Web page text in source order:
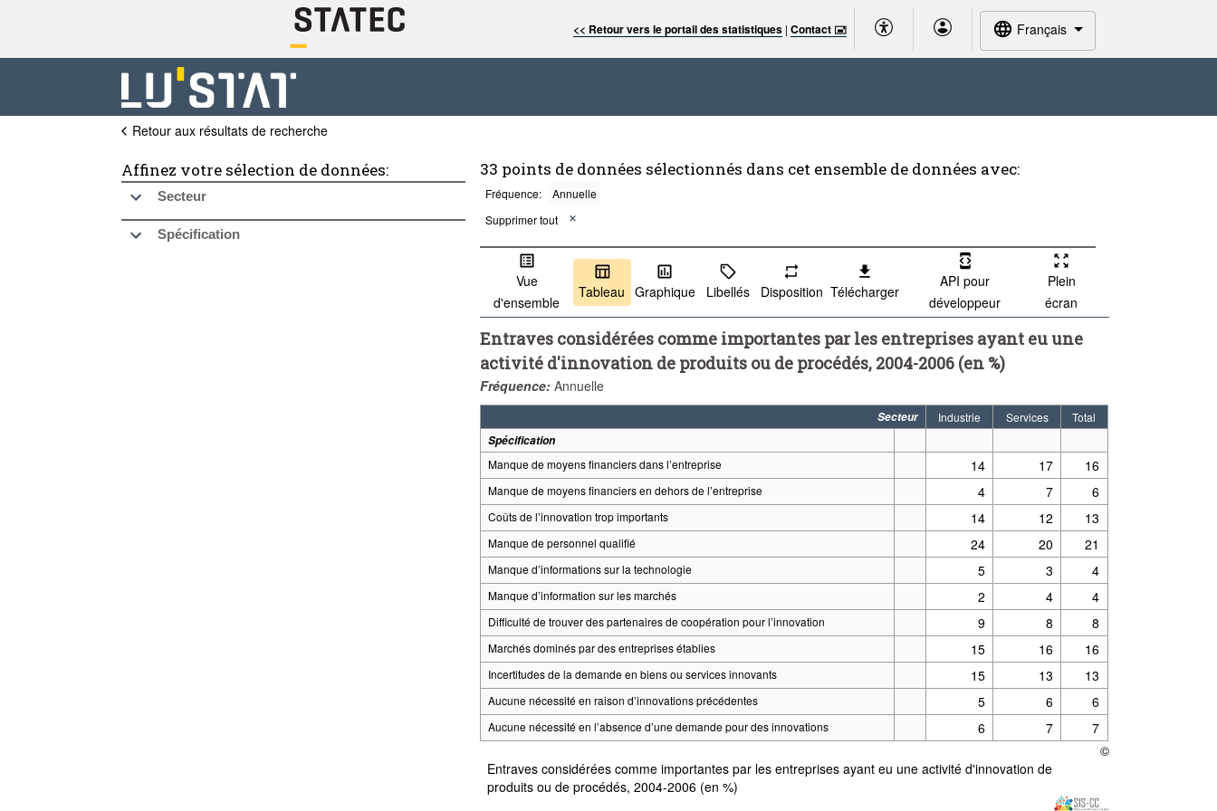
<< Retour vers le portail des statistiques |Contact 🖃 Français
Retour aux résultats de recherche
Affinez votre sélection de données:
Secteur
Spécification
33 points de données sélectionnés dans cet ensemble de données avec:
Fréquence:
Annuelle
Supprimer tout
Vue
d'ensemble
Tableau Graphique Libellés Disposition Télécharger
API pour
développeur
Plein
écran
Entraves considérées comme importantes par les entreprises ayant eu une
activité d'innovation de produits ou de procédés, 2004-2006 (en %)
Fréquence: Annuelle
Secteur Industrie Services
Total
Spécification
Manque de moyens financiers dans l’entreprise
14 17 16
Manque de moyens financiers en dehors de l’entreprise 4 7 6
Coûts de l’innovation trop importants 14 12 13
Manque de personnel qualifié 24 20 21
Manque d’informations sur la technologie 5 3 4
Manque d’information sur les marchés 2 4 4
Difficulté de trouver des partenaires de coopération pour l’innovation 9 8 8
Marchés dominés par des entreprises établies 15 16 16
Incertitudes de la demande en biens ou services innovants 15 13 13
Aucune nécessité en raison d’innovations précédentes 5 6 6
Aucune nécessité en l’absence d’une demande pour des innovations 6 7
7
©
Entraves considérées comme importantes par les entreprises ayant eu une activité d'innovation de
produits ou de procédés, 2004-2006 (en %)